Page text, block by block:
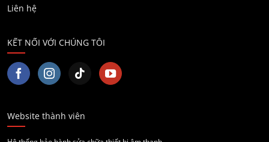
Liên hệ
KẾT NỐI VỚI CHÚNG TÔI
Website thành viên